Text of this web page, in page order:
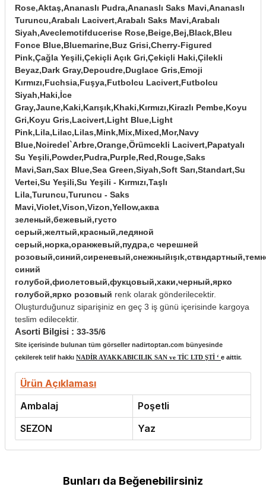
Rose,Aktaş,Ananaslı Pudra,Ananaslı Saks Mavi,Ananaslı
Turuncu,Arabalı Lacivert,Arabalı Saks Mavi,Arabalı
Siyah,Aveclemotifducerise Rose,Beige,Bej,Black,Bleu
Fonce Blue,Bluemarine,Buz Grisi,Cherry-Figured
Pink,Çağla Yeşili,Çekiçli Açık Gri,Çekiçli Haki,Çilekli
Beyaz,Dark Gray,Depoudre,Duglace Gris,Emoji
Kırmızı,Fuchsia,Fuşya,Futbolcu Lacivert,Futbolcu
Siyah,Haki,İce
Gray,Jaune,Kaki,Karışık,Khaki,Kırmızı,Kirazlı Pembe,Koyu
Gri,Koyu Gris,Lacivert,Light Blue,Light
Pink,Lila,Lilac,Lilas,Mink,Mix,Mixed,Mor,Navy
Blue,Noiredel`Arbre,Orange,Örümcekli Lacivert,Papatyalı
Su Yeşili,Powder,Pudra,Purple,Red,Rouge,Saks
Mavi,Sarı,Sax Blue,Sea Green,Siyah,Soft Sarı,Standart,Su
Vertei,Su Yeşili,Su Yeşili - Kırmızı,Taşlı
Lila,Turuncu,Turuncu - Saks
Mavi,Violet,Vison,Vizon,Yellow,аква
зеленый,бежевый,густо
серый,желтый,красный,ледяной
серый,норка,оранжевый,пудра,с черешней
синий
голубой,фиолетовый,фукцовый,хаки,черный,ярко
голубой,ярко розовый renk olarak gönderilecektir.
Oluşturduğunuz siparişiniz en geç 3 iş günü içerisinde kargoya
teslim edilecektir.
Asorti Bilgisi : 33-35/6
Site içerisinde bulunan tüm görseller nadirtoptan.com bünyesinde
çekilerek telif hakkı NADİR AYAKKABICILIK SAN ve TİC LTD ŞTİ ‘ e aittir.
Ürün Açıklaması
Ambalaj
Poşetli
SEZON
Yaz
Bunları da Beğenebilirsiniz